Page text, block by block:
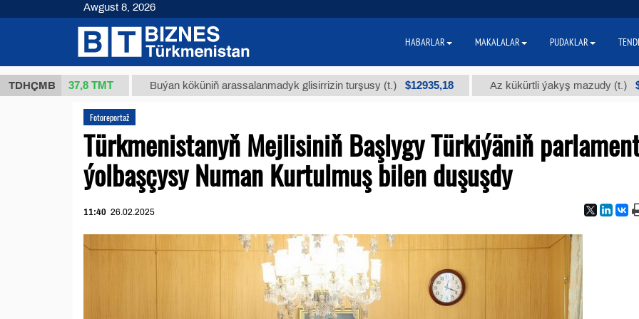
TDHÇMB
37,8 ТМТ Buýan köküniň arassalanmadyk glisirrizin turşusy (t.) $12935,18 Az kükürtli ýakyş mazudy (t.) $300
Fotoreportaž
Türkmenistanyň Mejlisiniň Başlygy Türkiýäniň
ýolbaşçysy Numan Kurtulmuş bilen duşuşdy
11:40 26.02.2025
Awgust 8, 2026
HABARLAR MAKALALAR PUDAKLAR